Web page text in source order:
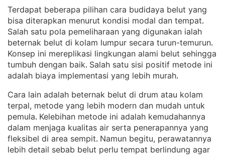
Terdapat beberapa pilihan cara budidaya belut yang
bisa diterapkan menurut kondisi modal dan tempat
Salah satu pola pemeliharaan yang digunakan ialah
beternak belut di kolam lumpur secara turun-temurun
Konsep ini mereplikasi lingkungan alami belut sehingga
tumbuh dengan baik. Salah satu sisi positif metode ini
adalah biaya implementasi yang lebih murah.
Cara lain adalah beternak belut di drum atau kolam
terpal, metode yang lebih modern dan mudah untuk
pemula. Kelebihan metode ini adalah kemudahannya
dalam menjaga kualitas air serta penerapannya yang
fleksibel di area sempit. Namun begitu, perawatannya
lebih detail sebab belut perlu tempat berlindung agar